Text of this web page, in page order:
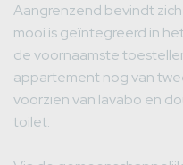
Aangrenzend bevindt
mooi is geïntegreerd in
de voornaamste
appartement nog van
voorzien van lavabo en
toilet.